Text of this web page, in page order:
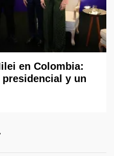
en Colombia:
y un